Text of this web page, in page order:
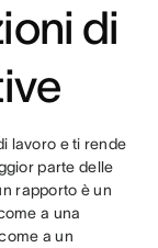
di
lavoro e ti rende
parte delle
rapporto è un
a una
a un